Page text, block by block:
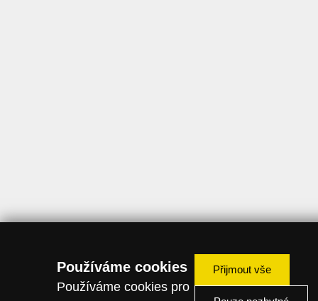
Používáme cookies
Používáme cookies pro
Přijmout vše